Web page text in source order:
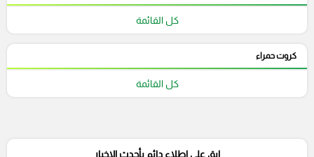
كل القائمة
كروت حمراء
كل القائمة
ابق على إطلاع دائم بأحدث الاخبار